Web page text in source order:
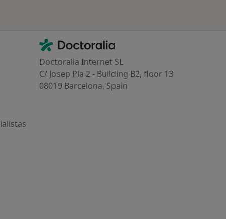
Contacto
Doctoralia - Página de inicio
Doctoralia Internet SL
C/ Josep Pla 2 - Building B2, floor 13
08019 Barcelona, Spain